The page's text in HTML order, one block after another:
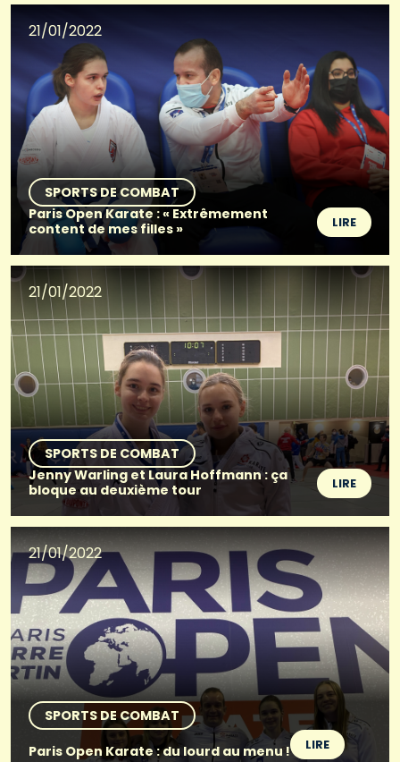
21/01/2022
SPORTS DE COMBAT
Paris Open Karate : « Extrêmement
content de mes filles »
LIRE
21/01/2022
SPORTS DE COMBAT
Jenny Warling et Laura Hoffmann : ça
bloque au deuxième tour
LIRE
21/01/2022
SPORTS DE COMBAT
Paris Open Karate : du lourd au menu !
LIRE